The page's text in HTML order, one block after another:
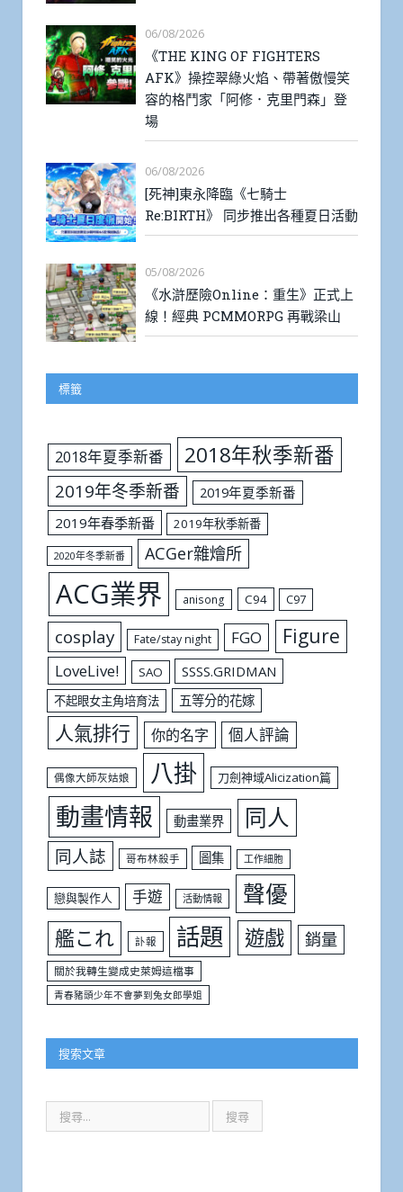
06/08/2026
《THE KING OF FIGHTERS
AFK》操控翠綠火焰、帶著傲慢笑
容的格鬥家「阿修．克里門森」登
場
06/08/2026
[死神]東永降臨《七騎士
Re:BIRTH》 同步推出各種夏日活動
05/08/2026
《水滸歷險Online：重生》正式上
線！經典 PCMMORPG 再戰梁山
標籤
2018年夏季新番 2018年秋季新番
2019年冬季新番
2019年夏季新番
2019年春季新番
2019年秋季新番
2020年冬季新番 ACGer雜燴所
ACG業界 anisong C94 C97
cosplay Fate/stay night FGO Figure
LoveLive! SAO SSSS.GRIDMAN
不起眼女主角培育法 五等分的花嫁
人氣排行 你的名字 個人評論
偶像大師灰姑娘 八掛 刀劍神域Alicization篇
動畫情報 動畫業界 同人
同人誌 哥布林殺手 圖集 工作細胞
戀與製作人 手遊 活動情報 聲優
艦これ 訃報 話題 遊戲 銷量
關於我轉生變成史萊姆這檔事
青春豬頭少年不會夢到兔女郎學姐
搜索文章